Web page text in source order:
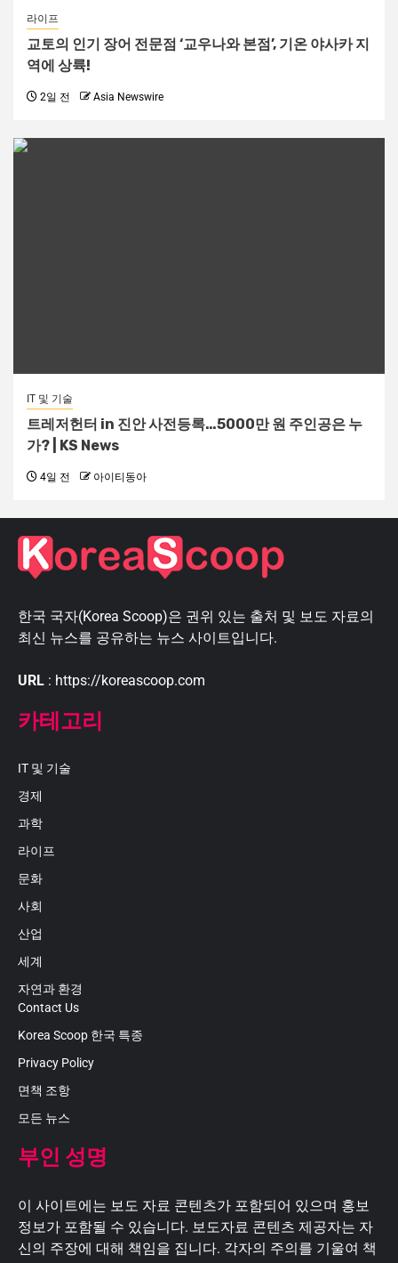
라이프
교토의 인기 장어 전문점 ‘교우나와 본점’, 기온 야사카 지
역에 상륙!
2일 전 Asia Newswire
IT 및 기술
트레저헌터 in 진안 사전등록…5000만 원 주인공은 누
가? | KS News
4일 전 아이티동아
한국 국자(Korea Scoop)은 권위 있는 출처 및 보도 자료의
최신 뉴스를 공유하는 뉴스 사이트입니다.
URL : https://koreascoop.com
카테고리
IT 및 기술
경제
과학
라이프
문화
사회
산업
세계
자연과 환경
Contact Us
Korea Scoop 한국 특종
Privacy Policy
면책 조항
모든 뉴스
부인 성명
이 사이트에는 보도 자료 콘텐츠가 포함되어 있으며 홍보
정보가 포함될 수 있습니다. 보도자료 콘텐츠 제공자는 자
신의 주장에 대해 책임을 집니다. 각자의 주의를 기울여 책